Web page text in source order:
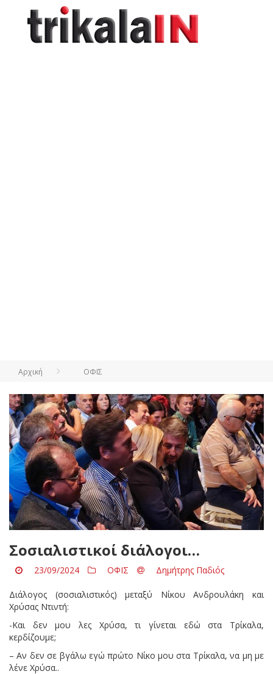
Αρχική ΟΦΙΣ
Σοσιαλιστικοί διάλογοι…
23/09/2024 ΟΦΙΣ Δημήτρης Παδιός
Διάλογος (σοσιαλιστικός) μεταξύ Νίκου Ανδρουλάκη και
Χρύσας Ντιντή:
-Και δεν μου λες Χρύσα, τι γίνεται εδώ στα Τρίκαλα,
κερδίζουμε;
– Αν δεν σε βγάλω εγώ πρώτο Νίκο μου στα Τρίκαλα, να μη με
λένε Χρύσα..